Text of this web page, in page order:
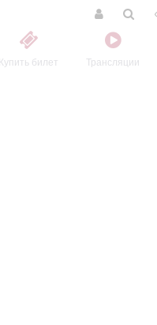
Купить билет Трансляции